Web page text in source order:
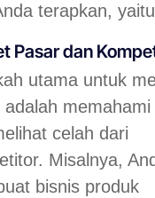
terapkan,
Pasar dan
utama untuk
adalah
celah dari
Misalnya,
bisnis produk